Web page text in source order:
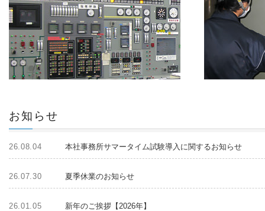
お知らせ
26.08.04 本社事務所サマータイム試験導入に関するお知らせ
26.07.30 夏季休業のお知らせ
26.01.05 新年のご挨拶【2026年】